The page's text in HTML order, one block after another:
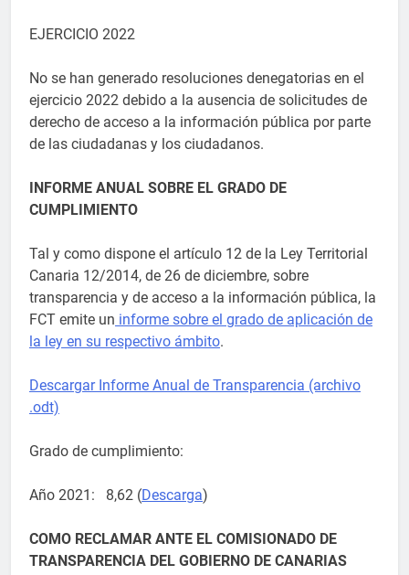
EJERCICIO 2022
No se han generado resoluciones denegatorias en el
ejercicio 2022 debido a la ausencia de solicitudes de
derecho de acceso a la información pública por parte
de las ciudadanas y los ciudadanos.
INFORME ANUAL SOBRE EL GRADO DE
CUMPLIMIENTO
Tal y como dispone el artículo 12 de la Ley Territorial
Canaria 12/2014, de 26 de diciembre, sobre
transparencia y de acceso a la información pública, la
FCT emite un informe sobre el grado de aplicación de
la ley en su respectivo ámbito.
Descargar Informe Anual de Transparencia (archivo
.odt)
Grado de cumplimiento:
Año 2021: 8,62 (Descarga)
COMO RECLAMAR ANTE EL COMISIONADO DE
TRANSPARENCIA DEL GOBIERNO DE CANARIAS